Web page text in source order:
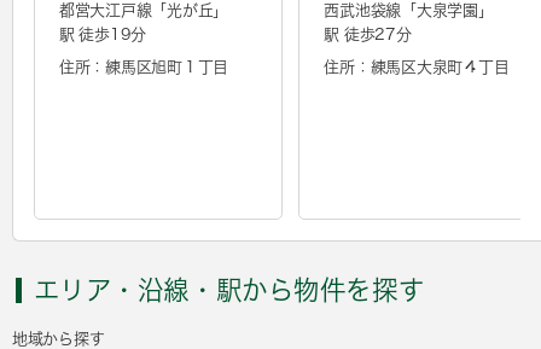
都営大江戸線「光が丘 」
駅 徒歩19分
住所：練馬区旭町１丁目
西武池袋線「 大泉学園 」
駅 徒歩27分
住所：練馬区大泉町４丁目
エリア・沿線・駅から物件を探す
地域から探す